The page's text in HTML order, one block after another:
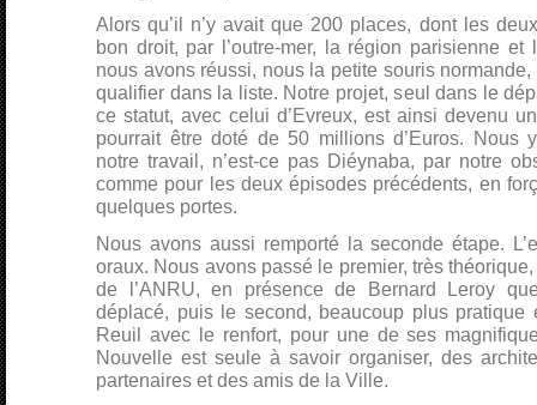
Alors qu’il n’y avait que 200 places, dont les
bon droit, par l’outre-mer, la région parisienne et
nous avons réussi, nous la petite souris
qualifier dans la liste. Notre projet, seul dans le
ce statut, avec celui d’Evreux, est ainsi devenu
pourrait être doté de 50 millions d’Euros. Nous
notre travail, n’est-ce pas Diéynaba, par notre
comme pour les deux épisodes précédents, en
quelques portes.
Nous avons aussi remporté la seconde étape.
oraux. Nous avons passé le premier, très
de l’ANRU, en présence de Bernard Leroy
déplacé, puis le second, beaucoup plus pratique
Reuil avec le renfort, pour une de ses
Nouvelle est seule à savoir organiser, des
partenaires et des amis de la Ville.